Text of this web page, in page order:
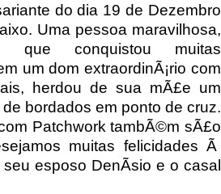
do dia 19 de Dezembro
Uma pessoa maravilhosa,
que conquistou muitas
um dom extraordinÃ¡rio com
herdou de sua mÃ£e um
bordados em ponto de cruz.
Patchwork tambÃ©m sÃ£o
muitas felicidades Ã
esposo DenÃ­sio e o casal